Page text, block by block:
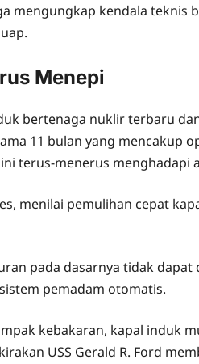
mengungkap kendala teknis
Menepi
bertenaga nuklir terbaru
11 bulan yang mencakup
terus-menerus
menilai pemulihan cepat
pada dasarnya tidak
pemadam otomatis.
kebakaran, kapal induk
USS Gerald R. Ford